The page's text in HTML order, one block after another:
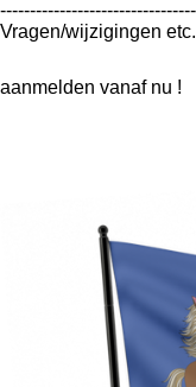
Vragen/wijzigingen
aanmelden vanaf nu !